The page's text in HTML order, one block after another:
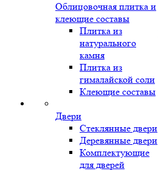
Облицовочная плитка и
клеющие составы
Плитка из
натурального
камня
Плитка из
гималайской соли
Клеющие составы
Двери
Стеклянные двери
Деревянные двери
Комплектующие
для дверей